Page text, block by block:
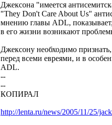
Джексона "имеется
"They Don't Care About Us"
мнению главы ADL,
в его жизни возникают
Джексону необходимо
перед всеми евреями, и в
ADL.
--
--
КОПИРАЛ
http://lenta.ru/news/2005/11/25/